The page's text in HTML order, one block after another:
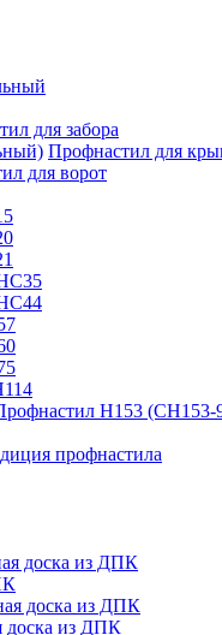
для забора
Профнастил для
для ворот
Н153 (СН153-
профнастила
доска из ДПК
доска из ДПК
доска из ДПК